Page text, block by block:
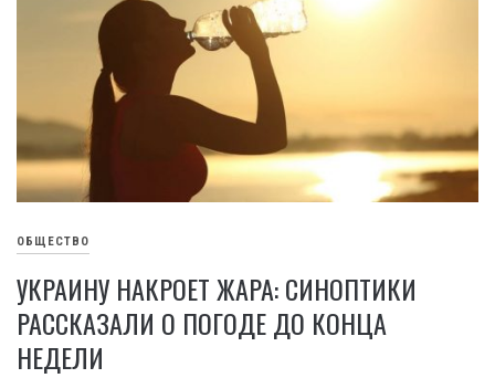
ОБЩЕСТВО
УКРАИНУ НАКРОЕТ ЖАРА: СИНОПТИКИ
РАССКАЗАЛИ О ПОГОДЕ ДО КОНЦА
НЕДЕЛИ